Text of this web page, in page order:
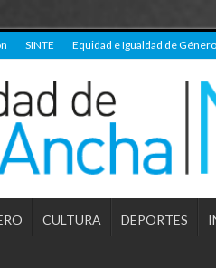
SINTE Equidad e Igualdad de Género
CULTURA DEPORTES